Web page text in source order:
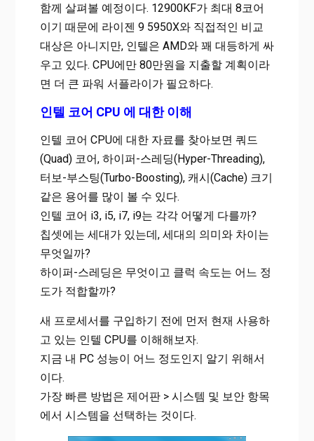
함께 살펴볼 예정이다. 12900KF가 최대 8코어
이기 때문에 라이젠 9 5950X와 직접적인 비교
대상은 아니지만, 인텔은 AMD와 꽤 대등하게 싸
우고 있다. CPU에만 80만원을 지출할 계획이라
면 더 큰 파워 서플라이가 필요하다.
인텔 코어 CPU 에 대한 이해
인텔 코어 CPU에 대한 자료를 찾아보면 쿼드
(Quad) 코어, 하이퍼-스레딩(Hyper-Threading),
터보-부스팅(Turbo-Boosting), 캐시(Cache) 크기
같은 용어를 많이 볼 수 있다.
인텔 코어 i3, i5, i7, i9는 각각 어떻게 다를까?
칩셋에는 세대가 있는데, 세대의 의미와 차이는
무엇일까?
하이퍼-스레딩은 무엇이고 클럭 속도는 어느 정
도가 적합할까?
새 프로세서를 구입하기 전에 먼저 현재 사용하
고 있는 인텔 CPU를 이해해보자.
지금 내 PC 성능이 어느 정도인지 알기 위해서
이다.
가장 빠른 방법은 제어판 > 시스템 및 보안 항목
에서 시스템을 선택하는 것이다.